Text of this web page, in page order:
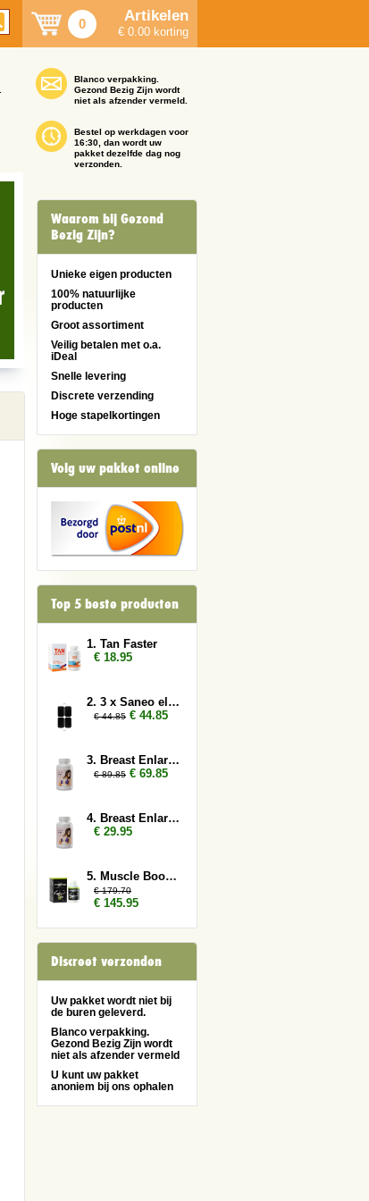
0 Artikelen
€ 0.00 korting
Blanco verpakking.
Gezond Bezig Zijn wordt
niet als afzender vermeld.
Bestel op werkdagen voor
16:30, dan wordt uw
pakket dezelfde dag nog
verzonden.
Waarom bij Gezond
Bezig Zijn?
Unieke eigen producten
100% natuurlijke
producten
Groot assortiment
Veilig betalen met o.a.
iDeal
Snelle levering
Discrete verzending
Hoge stapelkortingen
Volg uw pakket online
Top 5 beste producten
1. Tan Faster
€ 18.95
2. 3 x Saneo elektroden rechthoek
€ 44.85 € 44.85
3. Breast Enlarger 3x
€ 89.85 € 69.85
4. Breast Enlarger
€ 29.95
5. Muscle Booster 6x
€ 179.70
€ 145.95
Discreet verzonden
Uw pakket wordt niet bij
de buren geleverd.
Blanco verpakking.
Gezond Bezig Zijn wordt
niet als afzender vermeld
U kunt uw pakket
anoniem bij ons ophalen